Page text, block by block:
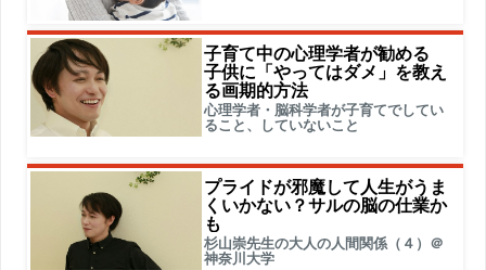
子育て中の心理学者が勧める
子供に「やってはダメ」を教え
る画期的方法
心理学者・脳科学者が子育てでしてい
ること、していないこと
プライドが邪魔して人生がうま
くいかない？サルの脳の仕業か
も
杉山崇先生の大人の人間関係（４）＠
神奈川大学